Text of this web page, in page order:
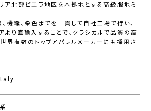
ア北部ビエラ地区を本拠地とする高級服地ミ
機織、染色までを一貫して自社工場で行い、
より直輸入することで、クラシカルで品質の高
界有数のトップアパレルメーカーにも採用さ